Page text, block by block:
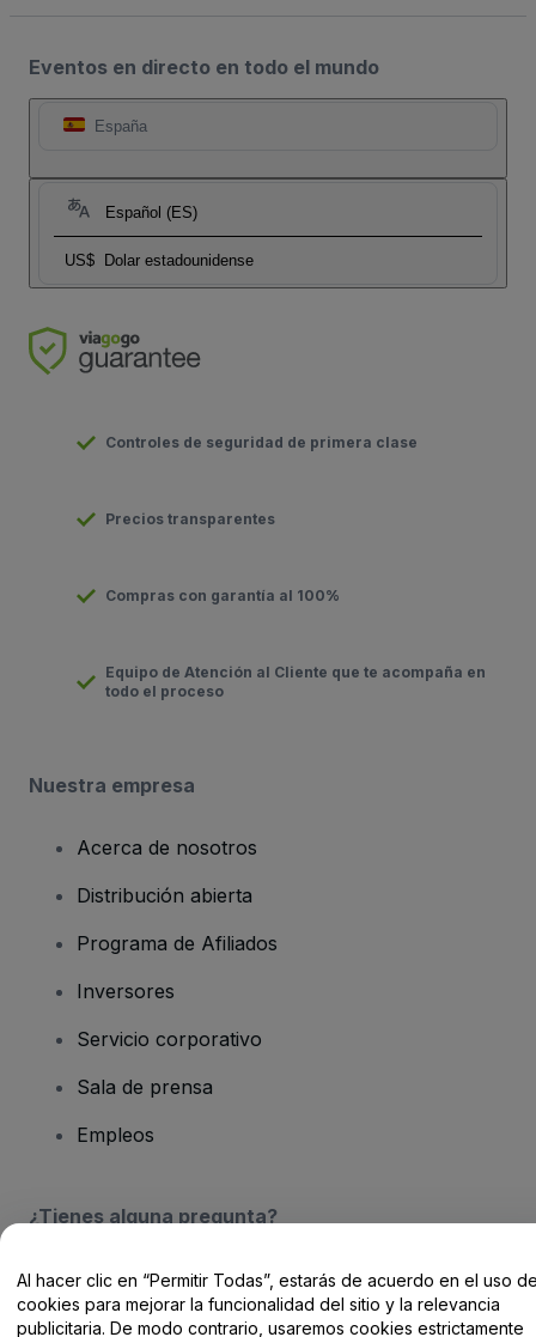
Eventos en directo en todo el mundo
España
Español (ES)
US$ Dolar estadounidense
Controles de seguridad de primera clase
Precios transparentes
Compras con garantía al 100%
Equipo de Atención al Cliente que te acompaña en
todo el proceso
Nuestra empresa
Acerca de nosotros
Distribución abierta
Programa de Afiliados
Inversores
Servicio corporativo
Sala de prensa
Empleos
¿Tienes alguna pregunta?
Centro de Ayuda / Contacto
Al hacer clic en “Permitir Todas”, estarás de acuerdo en el uso
cookies para mejorar la funcionalidad del sitio y la relevancia
publicitaria. De modo contrario, usaremos cookies estrictamente